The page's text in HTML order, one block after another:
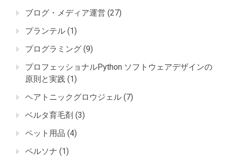
ブログ・メディア運営 (27)
プランテル (1)
プログラミング (9)
プロフェッショナルPython ソフトウェアデザインの
原則と実践 (1)
ヘアトニックグロウジェル (7)
ベルタ育毛剤 (3)
ペット用品 (4)
ペルソナ (1)